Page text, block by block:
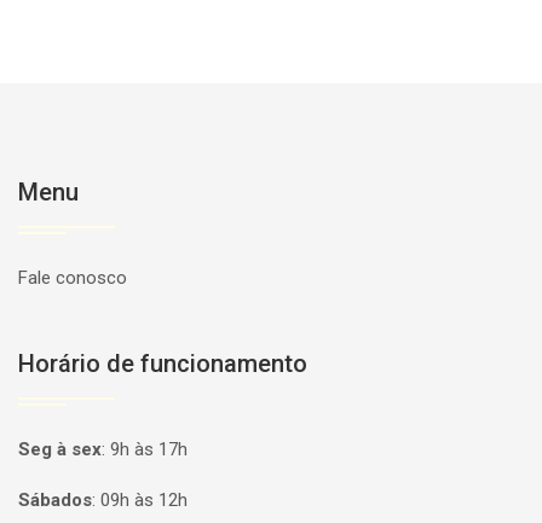
Menu
Fale conosco
Horário de funcionamento
Seg à sex: 9h às 17h
Sábados: 09h às 12h